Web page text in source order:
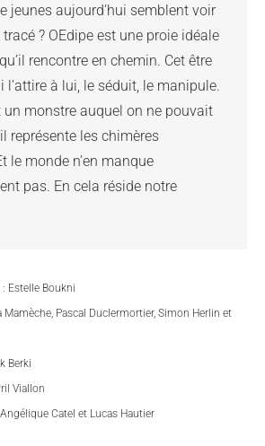
jeunes aujourd’hui semblent voir
? OEdipe est une proie idéale
rencontre en chemin. Cet être
l’attire à lui, le séduit, le manipule.
un monstre auquel on ne pouvait
représente les chimères
le monde n’en manque
pas. En cela réside notre
Estelle Boukni
Mamèche, Pascal Duclermortier, Simon Herlin et
Berki
Viallon
Catel et Lucas Hautier